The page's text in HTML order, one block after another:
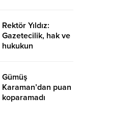
Rektör Yıldız:
Gazetecilik, hak ve
hukukun
Gümüş
Karaman’dan puan
koparamadı